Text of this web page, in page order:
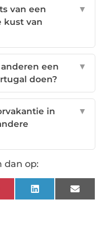
van een
kust van
▼
een
doen?
▼
in
▼
dan op:
LinkedInEmail